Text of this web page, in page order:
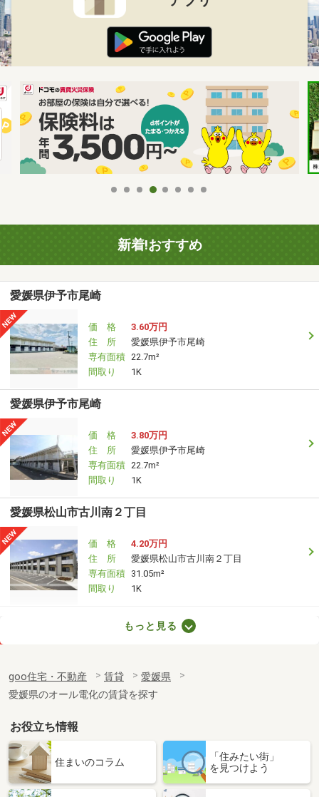
新着!おすすめ
愛媛県伊予市尾崎
価 格
3.60万円
住 所
愛媛県伊予市尾崎
専有面積 22.7m²
間取り
1K
愛媛県伊予市尾崎
価 格
3.80万円
住 所
愛媛県伊予市尾崎
専有面積 22.7m²
間取り
1K
愛媛県松山市古川南２丁目
価 格
4.20万円
住 所
愛媛県松山市古川南２丁目
専有面積 31.05m²
間取り
1K
専有面積
23.18m²
間取り
1K
愛媛県松山市内浜町
価 格
3.80万円
愛媛県松山市内浜町
専有面積 23.18m²
もっと見る
goo住宅・不動産 賃貸
愛媛県
愛媛県のオール電化の賃貸を探す
お役立ち情報
住まいのコラム
「住みたい街」
を見つけよう